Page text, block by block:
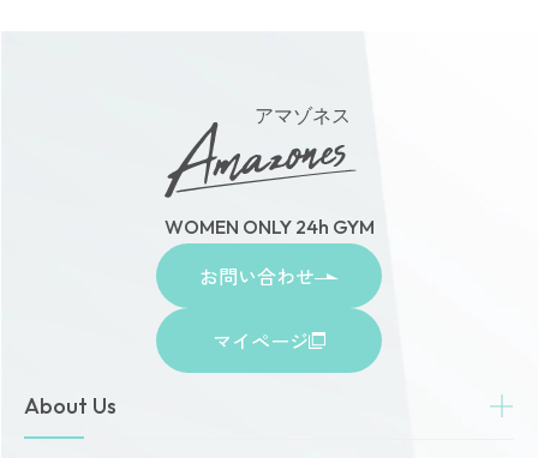
アマゾネス
WOMEN ONLY 24h GYM
お問い合わせ
マイページ
About Us